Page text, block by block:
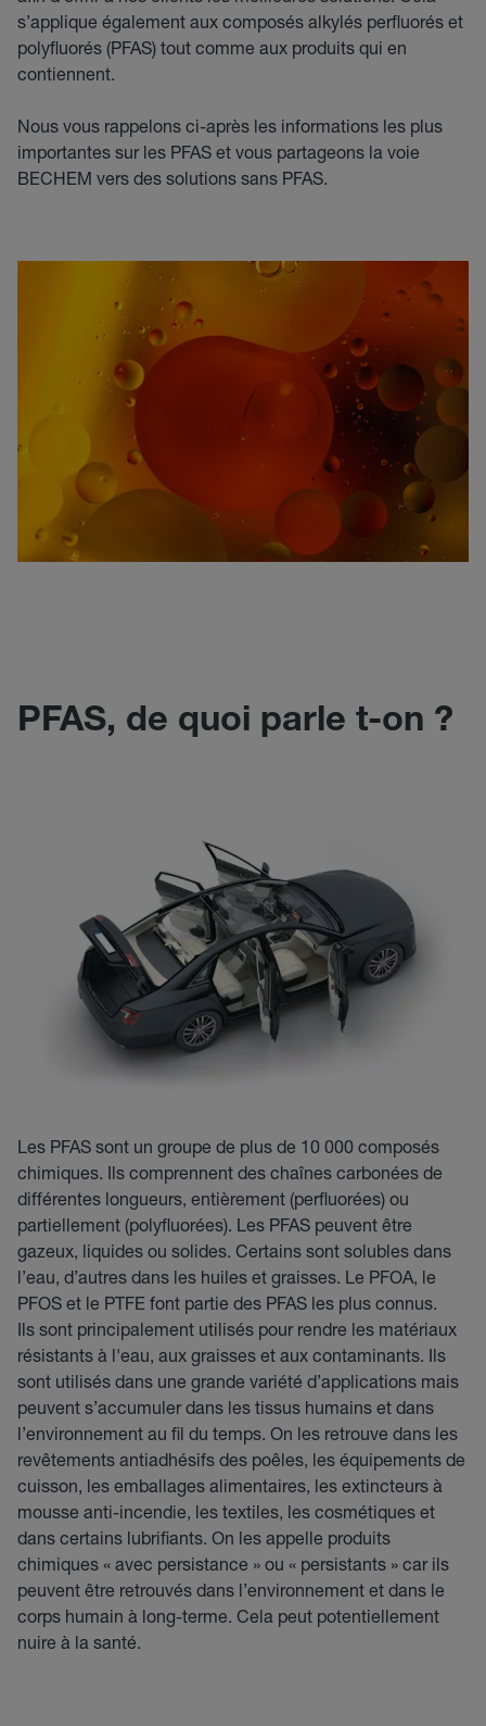
s’applique également aux composés alkylés perfluorés et
polyfluorés (PFAS) tout comme aux produits qui en
contiennent.
Nous vous rappelons ci-après les informations les plus
importantes sur les PFAS et vous partageons la voie
BECHEM vers des solutions sans PFAS.
PFAS, de quoi parle t-on ?
Les PFAS sont un groupe de plus de 10 000 composés
chimiques. Ils comprennent des chaînes carbonées de
différentes longueurs, entièrement (perfluorées) ou
partiellement (polyfluorées). Les PFAS peuvent être
gazeux, liquides ou solides. Certains sont solubles dans
l’eau, d’autres dans les huiles et graisses. Le PFOA, le
PFOS et le PTFE font partie des PFAS les plus connus.
Ils sont principalement utilisés pour rendre les matériaux
résistants à l'eau, aux graisses et aux contaminants. Ils
sont utilisés dans une grande variété d’applications mais
peuvent s’accumuler dans les tissus humains et dans
l’environnement au fil du temps. On les retrouve dans les
revêtements antiadhésifs des poêles, les équipements de
cuisson, les emballages alimentaires, les extincteurs à
mousse anti-incendie, les textiles, les cosmétiques et
dans certains lubrifiants. On les appelle produits
chimiques « avec persistance » ou « persistants » car ils
peuvent être retrouvés dans l’environnement et dans le
corps humain à long-terme. Cela peut potentiellement
nuire à la santé.